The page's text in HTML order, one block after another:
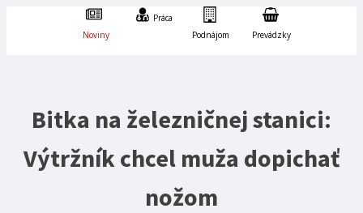
Noviny
Práca
Podnájom
Prevádzky
Bitka na železničnej stanici:
Výtržník chcel muža dopichať
nožom